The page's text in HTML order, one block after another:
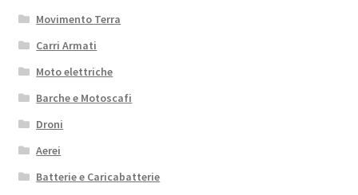
Movimento Terra
Carri Armati
Moto elettriche
Barche e Motoscafi
Droni
Aerei
Batterie e Caricabatterie